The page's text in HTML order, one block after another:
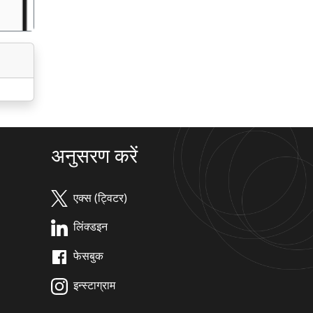
अनुसरण करें
एक्स (ट्विटर)
लिंक्डइन
फेसबुक
इन्स्टाग्राम